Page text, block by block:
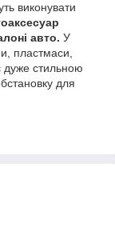
виконувати
авто. У
пластмаси,
дуже стильною
для